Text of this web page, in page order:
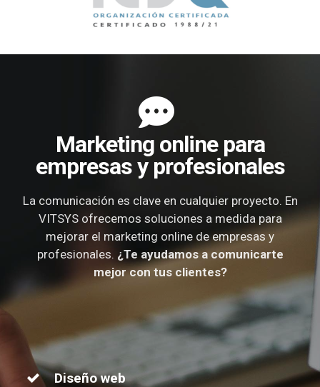
Marketing online para
empresas y profesionales
La comunicación es clave en cualquier proyecto. En
VITSYS ofrecemos soluciones a medida para
mejorar el marketing online de empresas y
profesionales. ¿Te ayudamos a comunicarte
mejor con tus clientes?
Diseño web